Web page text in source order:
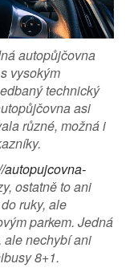
autopůjčovna
vysokým
technický
asi
různé, možná i
autopujcovna-
ostatně to ani
ruky, ale
parkem. Jedná
ale nechybí ani
8+1.